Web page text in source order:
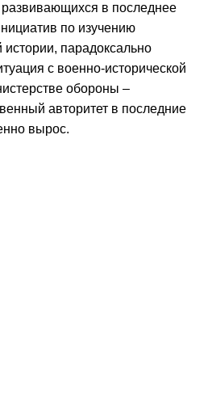
в последнее
по изучению
истории, парадоксально
с военно-исторической
обороны –
авторитет в последние
вырос.